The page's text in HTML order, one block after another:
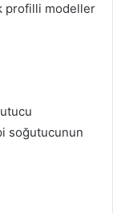
profilli modeller
soğutucunun